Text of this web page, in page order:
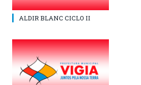
ALDIR BLANC CICLO II